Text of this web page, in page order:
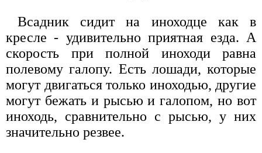
Всадник сидит на иноходце как в
кресле - удивительно приятная езда. А
скорость при полной иноходи равна
полевому галопу. Есть лошади, которые
могут двигаться только иноходью, другие
могут бежать и рысью и галопом, но вот
иноходь, сравнительно с рысью, у них
значительно резвее.